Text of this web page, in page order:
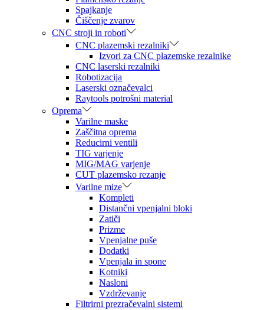
Spajkanje
Čiščenje zvarov
CNC stroji in roboti
CNC plazemski rezalniki
Izvori za CNC plazemske rezalnike
CNC laserski rezalniki
Robotizacija
Laserski označevalci
Raytools potrošni material
Oprema
Varilne maske
Zaščitna oprema
Reducirni ventili
TIG varjenje
MIG/MAG varjenje
CUT plazemsko rezanje
Varilne mize
Kompleti
Distančni vpenjalni bloki
Zatiči
Prizme
Vpenjalne puše
Dodatki
Vpenjala in spone
Kotniki
Nasloni
Vzdrževanje
Filtrirni prezračevalni sistemi